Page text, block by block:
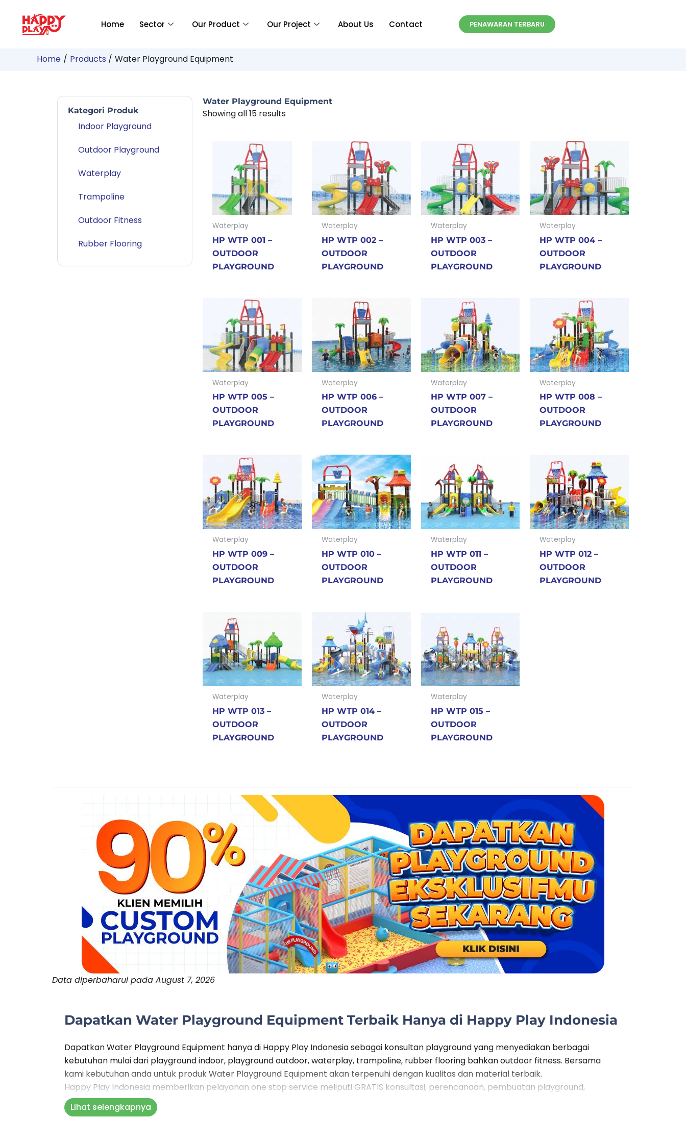
content
Home Sector Our Product Our Project About Us Contact PENAWARAN TERBARU
Home Products Water Playground Equipment
Kategori Produk
Indoor Playground
Outdoor Playground
Waterplay
Trampoline
Outdoor Fitness
Rubber Flooring
Water Playground Equipment
Showing all 15 results
Waterplay
HP WTP 001 –
OUTDOOR
PLAYGROUND
Waterplay
HP WTP 002 –
OUTDOOR
PLAYGROUND
Waterplay
HP WTP 003 –
OUTDOOR
PLAYGROUND
Waterplay
HP WTP 004 –
OUTDOOR
PLAYGROUND
Waterplay
HP WTP 005 –
OUTDOOR
PLAYGROUND
Waterplay
HP WTP 006 –
OUTDOOR
PLAYGROUND
Waterplay
HP WTP 007 –
OUTDOOR
PLAYGROUND
Waterplay
HP WTP 008 –
OUTDOOR
PLAYGROUND
Waterplay
HP WTP 009 –
OUTDOOR
PLAYGROUND
Waterplay
HP WTP 010 –
OUTDOOR
PLAYGROUND
Waterplay
HP WTP 011 –
OUTDOOR
PLAYGROUND
Waterplay
HP WTP 012 –
OUTDOOR
PLAYGROUND
Waterplay
HP WTP 013 –
OUTDOOR
PLAYGROUND
Waterplay
HP WTP 014 –
OUTDOOR
PLAYGROUND
Waterplay
HP WTP 015 –
OUTDOOR
PLAYGROUND
Data diperbaharui pada August 7, 2026
Dapatkan Water Playground Equipment Terbaik Hanya di Happy Play Indonesia
Dapatkan Water Playground Equipment hanya di Happy Play Indonesia sebagai konsultan playground yang menyediakan berbagai
kebutuhan mulai dari playground indoor, playground outdoor, waterplay, trampoline, rubber flooring bahkan outdoor fitness. Bersama
kami kebutuhan anda untuk produk Water Playground Equipment akan terpenuhi dengan kualitas dan material terbaik.
Happy Play Indonesia memberikan pelayanan one stop service meliputi GRATIS konsultasi, perencanaan, pembuatan playground,
pemasangan, perawatan dan pengadaan suku cadang. Dengan penawaran layanan yang kami sediakan Anda tak perlu repot lagi kesana
kemari mengurus pembuatan playground.
Lihat selengkapnya